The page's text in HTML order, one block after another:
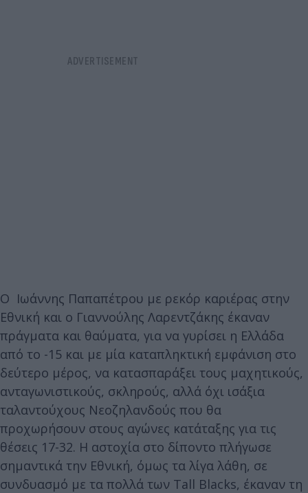
Ο Ιωάννης Παπαπέτρου με ρεκόρ καριέρας στην
Εθνική και ο Γιαννούλης Λαρεντζάκης έκαναν
πράγματα και θαύματα, για να γυρίσει η Ελλάδα
από το -15 και με μία καταπληκτική εμφάνιση στο
δεύτερο μέρος, να κατασπαράξει τους μαχητικούς,
ανταγωνιστικούς, σκληρούς, αλλά όχι ισάξια
ταλαντούχους Νεοζηλανδούς που θα
προχωρήσουν στους αγώνες κατάταξης για τις
θέσεις 17-32. Η αστοχία στο δίποντο πλήγωσε
σημαντικά την Εθνική, όμως τα λίγα λάθη, σε
συνδυασμό με τα πολλά των Tall Blacks, έκαναν τη